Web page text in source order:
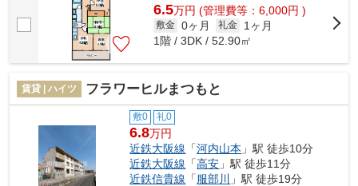
6.5万円 (管理費等：6,000円 )
敷金 0ヶ月 礼金
1ヶ月
1階 / 3DK / 52.90㎡
賃貸 | ハイツ フラワーヒルまつもと
敷0 礼0
6.8万円
近鉄大阪線 「河内山本 」駅 徒歩10分
近鉄大阪線 「高安 」駅 徒歩11分
近鉄信貴線 「服部川
」駅 徒歩19分